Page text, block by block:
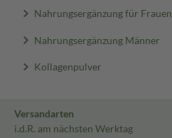
Nahrungsergänzung für Frauen
Nahrungsergänzung Männer
Kollagenpulver
Versandarten
i.d.R. am nächsten Werktag